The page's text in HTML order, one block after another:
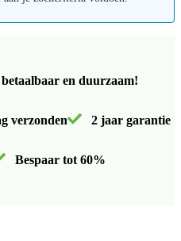
en duurzaam!
verzonden 2 jaar garantie
Bespaar tot 60%